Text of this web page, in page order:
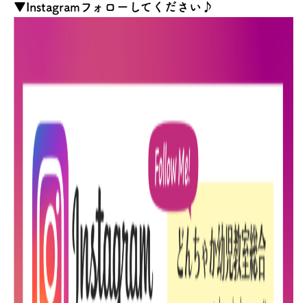
▼Instagramフォローしてください♪